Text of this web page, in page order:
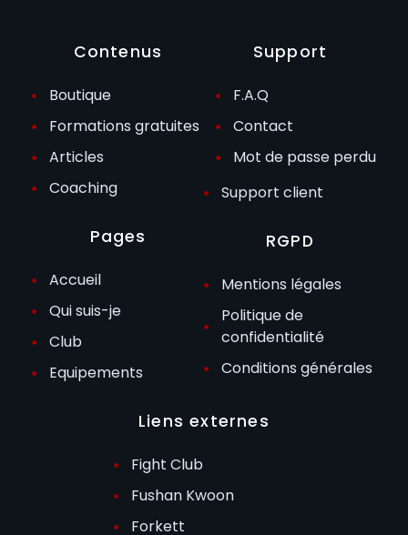
Contenus
Boutique
Formations gratuites
Articles
Coaching
Pages
Accueil
Qui suis-je
Club
Equipements
Support
F.A.Q
Contact
Mot de passe perdu
Support client
RGPD
Mentions légales
Politique de
confidentialité
Conditions générales
Liens externes
Fight Club
Fushan Kwoon
Forkett